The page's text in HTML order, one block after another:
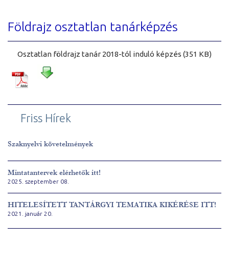
Földrajz osztatlan tanárképzés
Osztatlan földrajz tanár 2018-tól induló képzés (351 KB)
Friss Hírek
Szaknyelvi követelmények
Mintatantervek elérhetők itt!
2025. szeptember 08.
HITELESÍTETT TANTÁRGYI TEMATIKA KIKÉRÉSE ITT!
2021. január 20.